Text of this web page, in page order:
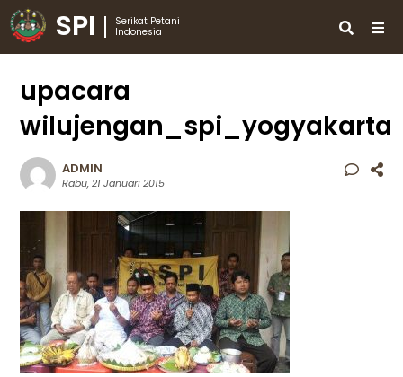
SPI
Serikat Petani
Indonesia
upacara
wilujengan_spi_yogyakarta
ADMIN
Rabu, 21 Januari 2015